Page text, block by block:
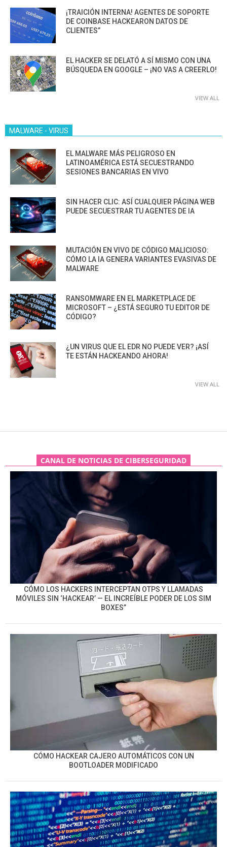
¡TRAICIÓN INTERNA! AGENTES DE SOPORTE
DE COINBASE HACKEARON DATOS DE
CLIENTES”
EL HACKER SE DELATÓ A SÍ MISMO CON UNA
BÚSQUEDA EN GOOGLE – ¡NO VAS A CREERLO!
VIEW ALL
MALWARE - VIRUS
EL MALWARE MÁS PELIGROSO EN
LATINOAMÉRICA ESTÁ SECUESTRANDO
SESIONES BANCARIAS EN VIVO
SIN HACER CLIC: ASÍ CUALQUIER PÁGINA WEB
PUEDE SECUESTRAR TU AGENTES DE IA
MUTACIÓN EN VIVO DE CÓDIGO MALICIOSO:
CÓMO LA IA GENERA VARIANTES EVASIVAS DE
MALWARE
RANSOMWARE EN EL MARKETPLACE DE
MICROSOFT – ¿ESTÁ SEGURO TU EDITOR DE
CÓDIGO?
¿UN VIRUS QUE EL EDR NO PUEDE VER? ¡ASÍ
TE ESTÁN HACKEANDO AHORA!
VIEW ALL
CANAL DE NOTICIAS DE CIBERSEGURIDAD
CÓMO LOS HACKERS INTERCEPTAN OTPS Y LLAMADAS
MÓVILES SIN ‘HACKEAR’ — EL INCREÍBLE PODER DE LOS SIM
BOXES”
CÓMO HACKEAR CAJERO AUTOMÁTICOS CON UN
BOOTLOADER MODIFICADO